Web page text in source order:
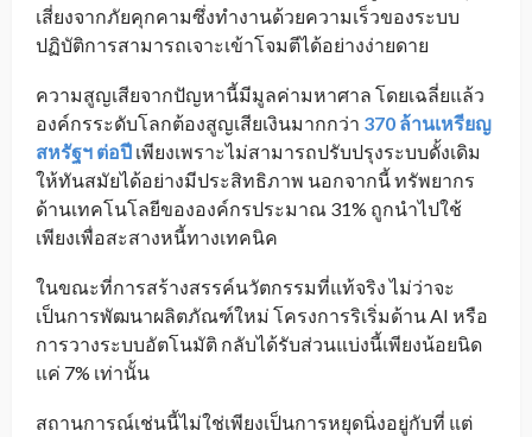
เสี่ยงจากภัยคุกคามซึ่งทำงานด้วยความเร็วของระบบ
ปฏิบัติการสามารถเจาะเข้าโจมตีได้อย่างง่ายดาย
ความสูญเสียจากปัญหานี้มีมูลค่ามหาศาล โดยเฉลี่ยแล้ว
องค์กรระดับโลกต้องสูญเสียเงินมากกว่า 370 ล้านเหรียญ
สหรัฐฯ ต่อปี เพียงเพราะไม่สามารถปรับปรุงระบบดั้งเดิม
ให้ทันสมัยได้อย่างมีประสิทธิภาพ นอกจากนี้ ทรัพยากร
ด้านเทคโนโลยีขององค์กรประมาณ 31% ถูกนำไปใช้
เพียงเพื่อสะสางหนี้ทางเทคนิค
ในขณะที่การสร้างสรรค์นวัตกรรมที่แท้จริง ไม่ว่าจะ
เป็นการพัฒนาผลิตภัณฑ์ใหม่ โครงการริเริ่มด้าน AI หรือ
การวางระบบอัตโนมัติ กลับได้รับส่วนแบ่งนี้เพียงน้อยนิด
แค่ 7% เท่านั้น
สถานการณ์เช่นนี้ไม่ใช่เพียงเป็นการหยุดนิ่งอยู่กับที่ แต่